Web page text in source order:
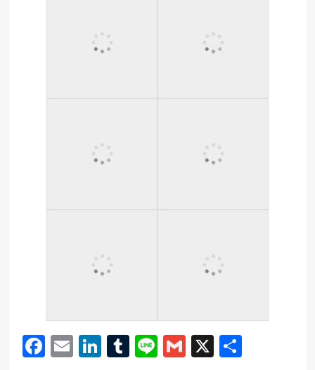
Facebook
Email
LinkedIn
Tumblr
LineGmail
X Share